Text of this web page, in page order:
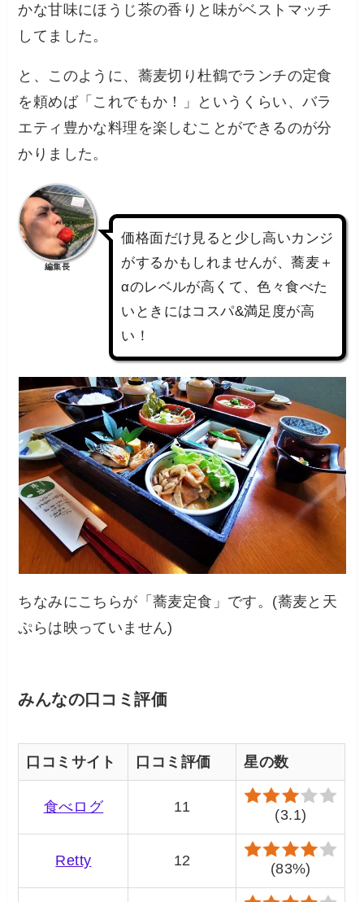
かな甘味にほうじ茶の香りと味がベストマッチ
してました。
と、このように、蕎麦切り杜鶴でランチの定食
を頼めば「これでもか！」というくらい、バラ
エティ豊かな料理を楽しむことができるのが分
かりました。
編集長
価格面だけ見ると少し高いカンジ
がするかもしれませんが、蕎麦＋
αのレベルが高くて、色々食べた
いときにはコスパ&満足度が高
い！
ちなみにこちらが「蕎麦定食」です。(蕎麦と天
ぷらは映っていません)
みんなの口コミ評価
口コミサイト 口コミ評価 星の数
食べログ 11
(3.1)
Retty 12
(83%)